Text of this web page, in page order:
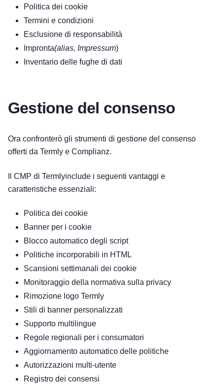
Politica dei cookie
Termini e condizioni
Esclusione di responsabilità
Impronta(alias, Impressum)
Inventario delle fughe di dati
Gestione del consenso
Ora confronterò gli strumenti di gestione del consenso
offerti da Termly e Complianz.
Il CMP di Termlyinclude i seguenti vantaggi e
caratteristiche essenziali:
Politica dei cookie
Banner per i cookie
Blocco automatico degli script
Politiche incorporabili in HTML
Scansioni settimanali dei cookie
Monitoraggio della normativa sulla privacy
Rimozione logo Termly
Stili di banner personalizzati
Supporto multilingue
Regole regionali per i consumatori
Aggiornamento automatico delle politiche
Autorizzazioni multi-utente
Registro dei consensi